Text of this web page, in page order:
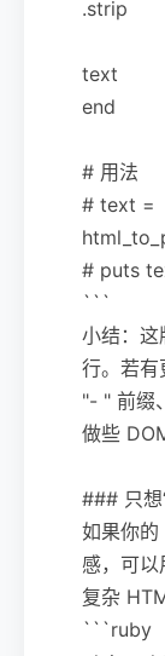
.strip
text
end
# 用法
# text =
# puts
```
小结：这
行。若有
"- " 前缀
做些
### 只想
如果你
感，可以
复杂
```ruby